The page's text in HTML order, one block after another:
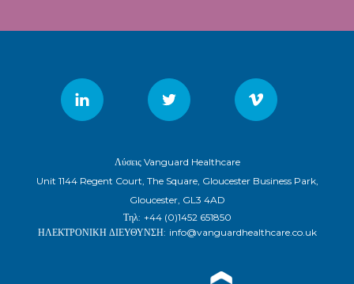
Λύσεις Vanguard Healthcare
Unit 1144 Regent Court, The Square, Gloucester Business Park,
Gloucester, GL3 4AD
Τηλ: +44 (0)1452 651850
ΗΛΕΚΤΡΟΝΙΚΗ ΔΙΕΥΘΥΝΣΗ: info@vanguardhealthcare.co.uk